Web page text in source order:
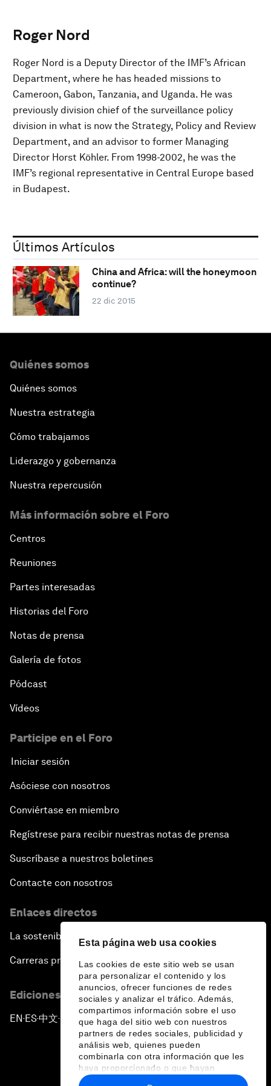
Esta página web usa cookies
Las cookies de este sitio web se usan
para personalizar el contenido y los
anuncios, ofrecer funciones de redes
sociales y analizar el tráfico. Además,
compartimos información sobre el uso
que haga del sitio web con nuestros
partners de redes sociales, publicidad y
análisis web, quienes pueden
combinarla con otra información que les
haya proporcionado o que hayan
recopilado a partir del uso que haya
Roger Nord
Roger Nord is a Deputy Director of the IMF’s African
Department, where he has headed missions to
Cameroon, Gabon, Tanzania, and Uganda. He was
previously division chief of the surveillance policy
division in what is now the Strategy, Policy and Review
Department, and an advisor to former Managing
Director Horst Köhler. From 1998-2002, he was the
IMF’s regional representative in Central Europe based
in Budapest.
Últimos Artículos
China and Africa: will the honeymoon
continue?
22 dic 2015
Quiénes somos
Quiénes somos
Nuestra estrategia
Cómo trabajamos
Liderazgo y gobernanza
Nuestra repercusión
Más información sobre el Foro
Centros
Reuniones
Partes interesadas
Historias del Foro
Notas de prensa
Galería de fotos
Pódcast
Vídeos
Participe en el Foro
Iniciar sesión
Asóciese con nosotros
Conviértase en miembro
Regístrese para recibir nuestras notas de prensa
Suscríbase a nuestros boletines
Contacte con nosotros
Enlaces directos
La sostenibilidad en el Foro
Carreras profesionales
Ediciones en otros idiomas
EN ▪ES▪中文▪ 日本語